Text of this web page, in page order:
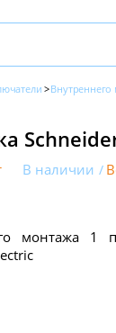
Внутреннего
В наличии
монтажа 1